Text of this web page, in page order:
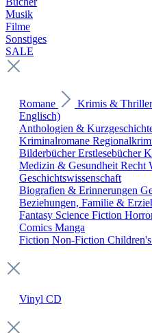
Musik
Filme
Sonstiges
SALE
Romane Krimis &
Englisch)
Anthologien &
Kriminalromane
BilderbücherErstlesebücher
Medizin & Gesundheit Recht
Geschichtswissenschaft
Biografien & Erinnerungen
Beziehungen, Familie &
Fantasy Science Fiction
Comics Manga
Fiction Non-Fiction
Vinyl CD